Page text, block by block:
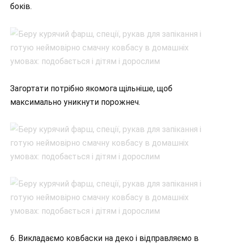
боків.
Загортати потрібно якомога щільніше, щоб
максимально уникнути порожнеч.
6. Викладаємо ковбаски на деко і відправляємо в